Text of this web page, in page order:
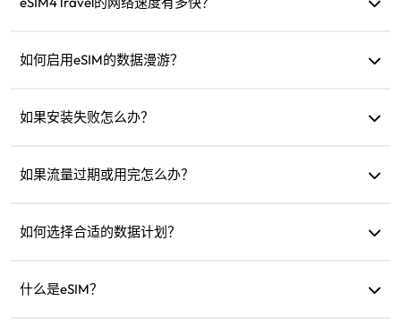
当地运营商。
如何启用eSIM的数据漫游？
据漫游”。
如果安装失败怎么办？
题仍然存在，请联系客户支持。
如果流量过期或用完怎么办？
如何选择合适的数据计划？
10GB、20GB）/30天。您可以根据需求选择并随时充值。
什么是eSIM？